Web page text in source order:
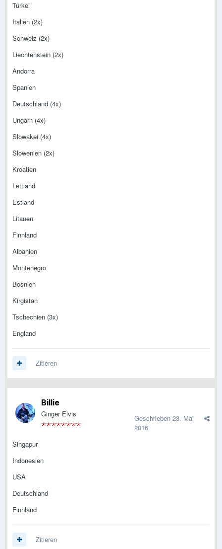
Türkei
Italien (2x)
Schweiz (2x)
Liechtenstein (2x)
Andorra
Spanien
Deutschland (4x)
Ungarn (4x)
Slowakei (4x)
Slowenien (2x)
Kroatien
Lettland
Estland
Litauen
Finnland
Albanien
Montenegro
Bosnien
Kirgistan
Tschechien (3x)
England
Zitieren
Billie
Ginger Elvis Geschrieben 23. Mai
2016
Singapur
Indonesien
USA
Deutschland
Finnland
Zitieren